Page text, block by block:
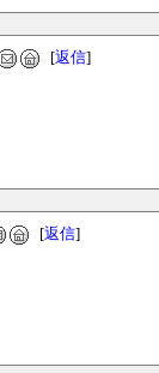
[返信]
[返信]